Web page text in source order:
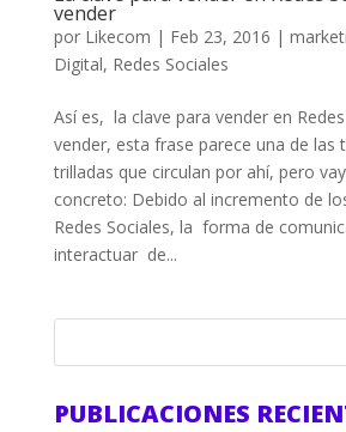
vender
por Likecom | Feb 23, 2016 |
Digital, Redes Sociales
Así es, la clave para vender en
vender, esta frase parece una de las
trilladas que circulan por ahí, pero
concreto: Debido al incremento de
Redes Sociales, la forma de
interactuar de...
PUBLICACIONES